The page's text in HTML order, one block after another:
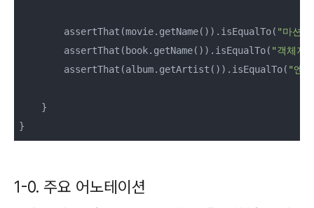
        assertThat(movie.getName()).isEqualTo(
"마션"
        assertThat(book.getName()).isEqualTo(
"객체지
        assertThat(album.getArtist()).isEqualTo(
"엔
    }
}
1-0. 주요 어노테이션